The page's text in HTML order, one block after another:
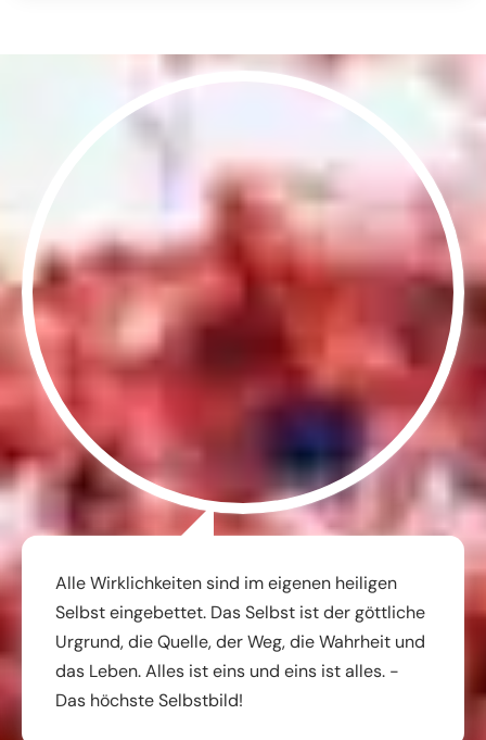
Alle Wirklichkeiten sind im eigenen heiligen
Selbst eingebettet. Das Selbst ist der göttliche
Urgrund, die Quelle, der Weg, die Wahrheit und
das Leben. Alles ist eins und eins ist alles. -
Das höchste Selbstbild!